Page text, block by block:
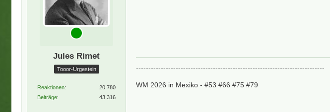
Jules Rimet
Tooor-Urgestein
Reaktionen
20.780
Beiträge
43.316
----------------------------------------------------------------------------
WM 2026 in Mexiko - #53 #66 #75 #79